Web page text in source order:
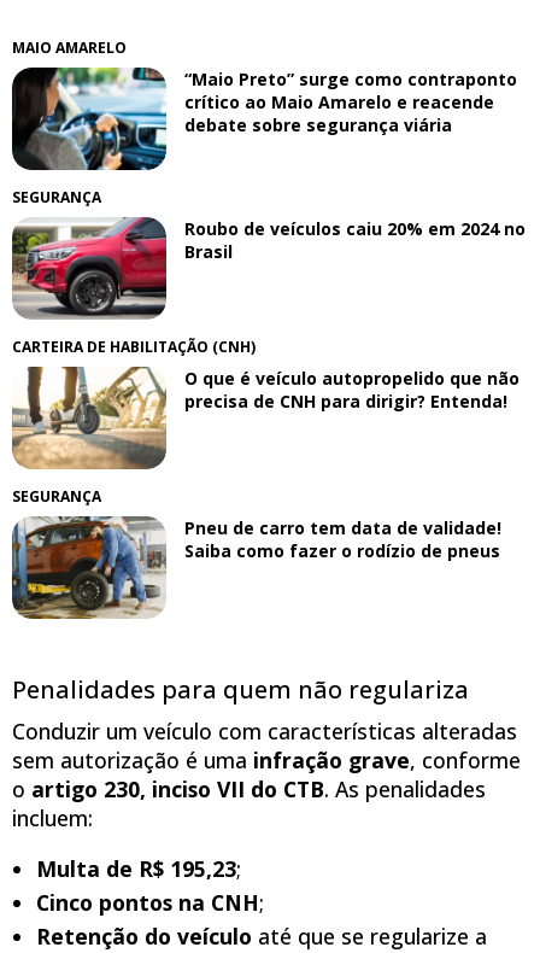
MAIO AMARELO
“Maio Preto” surge como contraponto
crítico ao Maio Amarelo e reacende
debate sobre segurança viária
SEGURANÇA
Roubo de veículos caiu 20% em 2024 no
Brasil
CARTEIRA DE HABILITAÇÃO (CNH)
O que é veículo autopropelido que não
precisa de CNH para dirigir? Entenda!
SEGURANÇA
Pneu de carro tem data de validade!
Saiba como fazer o rodízio de pneus
Penalidades para quem não regulariza
Conduzir um veículo com características alteradas
sem autorização é uma infração grave, conforme
o artigo 230, inciso VII do CTB. As penalidades
incluem:
Multa de R$ 195,23;
Cinco pontos na CNH;
Retenção do veículo até que se regularize a